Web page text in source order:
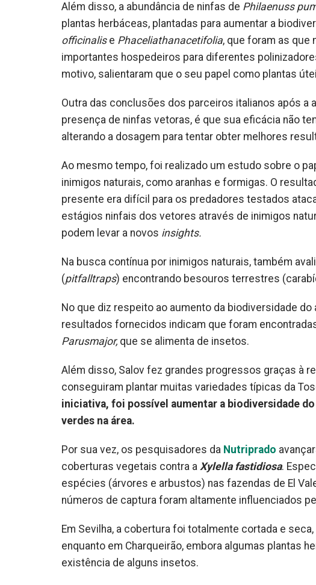
Além disso, a abundância de ninfas de Philaenuss
plantas herbáceas, plantadas para aumentar a
officinalis e Phaceliathanacetifolia, que foram as que
importantes hospedeiros para diferentes
motivo, salientaram que o seu papel como plantas
Outra das conclusões dos parceiros italianos após a
presença de ninfas vetoras, é que sua eficácia não
alterando a dosagem para tentar obter melhores
Ao mesmo tempo, foi realizado um estudo sobre o
inimigos naturais, como aranhas e formigas. O
presente era difícil para os predadores testados
estágios ninfais dos vetores através de inimigos
podem levar a novos insights.
Na busca contínua por inimigos naturais, também
(pitfalltraps) encontrando besouros terrestres
No que diz respeito ao aumento da biodiversidade
resultados fornecidos indicam que foram
Parusmajor, que se alimenta de insetos.
Além disso, Salov fez grandes progressos graças à
conseguiram plantar muitas variedades típicas da
iniciativa, foi possível aumentar a biodiversidade
verdes na área.
Por sua vez, os pesquisadores da Nutriprado
coberturas vegetais contra a Xylella fastidiosa.
espécies (árvores e arbustos) nas fazendas de El
números de captura foram altamente influenciados
Em Sevilha, a cobertura foi totalmente cortada e
enquanto em Charqueirão, embora algumas plantas
existência de alguns insetos.